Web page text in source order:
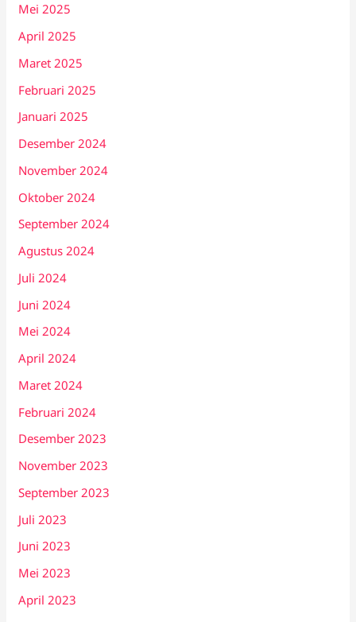
Mei 2025
April 2025
Maret 2025
Februari 2025
Januari 2025
Desember 2024
November 2024
Oktober 2024
September 2024
Agustus 2024
Juli 2024
Juni 2024
Mei 2024
April 2024
Maret 2024
Februari 2024
Desember 2023
November 2023
September 2023
Juli 2023
Juni 2023
Mei 2023
April 2023